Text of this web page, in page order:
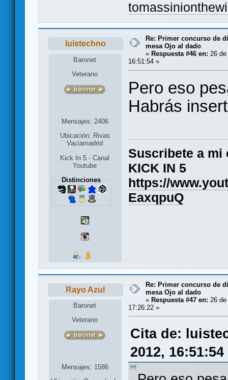
luistechno
Baronet
Veterano
Mensajes: 2406
Ubicación: Rivas
Vaciamadrid
Kick In 5 - Canal
Youtube
Distinciones
Re: Primer concurso de
mesa Ojo al dado
« Respuesta #46 en: 26
16:51:54 »
Pero eso
Habrás
Suscribete a mi
KICK IN 5
https://
EaxqpuQ
Rayo Azul
Baronet
Veterano
Mensajes: 1586
Re: Primer concurso de
mesa Ojo al dado
« Respuesta #47 en: 26
17:26:22 »
Cita de:
2012, 16:51:54